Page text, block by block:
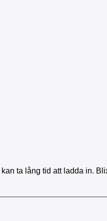
ta lång tid att ladda in.